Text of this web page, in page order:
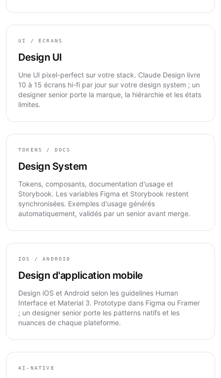
UI / ÉCRANS
Design UI
Une UI pixel-perfect sur votre stack. Claude Design livre
10 à 15 écrans hi-fi par jour sur votre design system ; un
designer senior porte la marque, la hiérarchie et les états
limites.
TOKENS / DOCS
Design System
Tokens, composants, documentation d'usage et
Storybook. Les variables Figma et Storybook restent
synchronisées. Exemples d'usage générés
automatiquement, validés par un senior avant merge.
IOS / ANDROID
Design d'application mobile
Design iOS et Android selon les guidelines Human
Interface et Material 3. Prototype dans Figma ou Framer
; un designer senior porte les patterns natifs et les
nuances de chaque plateforme.
AI-NATIVE